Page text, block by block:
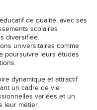
de qualité, avec ses
scolaires
diversifiée.
universitaires comme
poursuivre leurs études
dynamique et attractif
un cadre de vie
variées et un
leur métier.